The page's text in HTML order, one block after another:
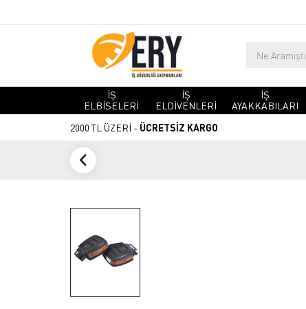
İŞ
ELBİSELERİ
İŞ
ELDİVENLERİ
İŞ
AYAKKABILARI
2000 TL ÜZERİ - ÜCRETSİZ KARGO